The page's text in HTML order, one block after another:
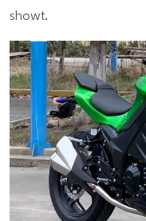
showt.